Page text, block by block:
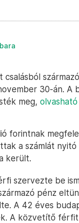
30-án.
meg, olvasható
forintnak
a számlát
került.
szervezte be
pénz
A 42 éves
A közvetítő férfit